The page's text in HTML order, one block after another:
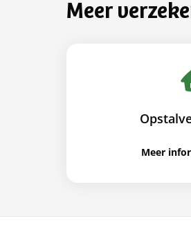
Meer
Meer